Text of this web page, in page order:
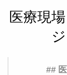
医療現
##